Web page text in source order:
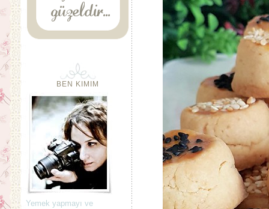
BEN KIMIM
Yemek yapmayı ve